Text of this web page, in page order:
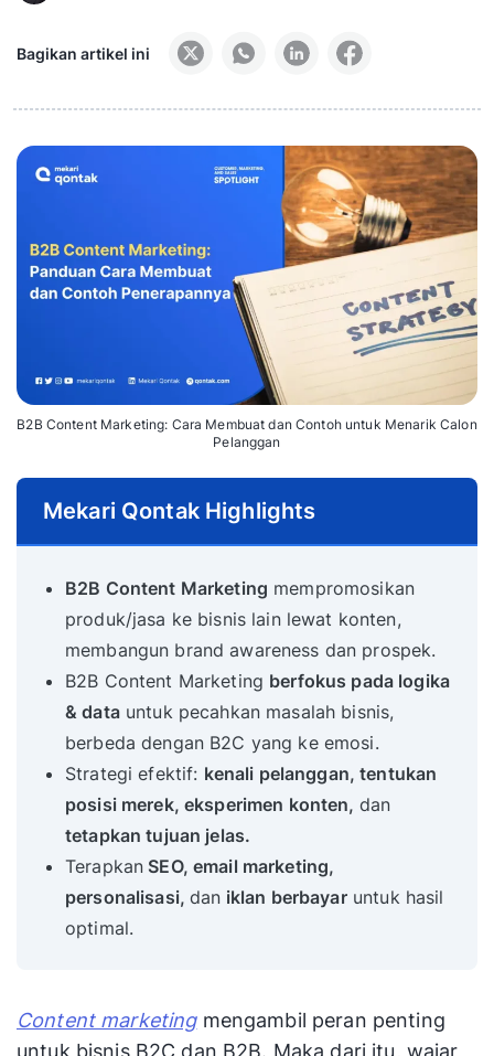
Bagikan artikel ini
B2B Content Marketing: Cara Membuat dan Contoh untuk Menarik Calon
Pelanggan
Mekari Qontak Highlights
B2B Content Marketing mempromosikan
produk/jasa ke bisnis lain lewat konten,
membangun brand awareness dan prospek.
B2B Content Marketing berfokus pada logika
& datauntuk pecahkan masalah bisnis,
berbeda dengan B2C yang ke emosi.
Strategi efektif: kenali pelanggan, tentukan
posisi merek, eksperimen konten, dan
tetapkan tujuan jelas.
Terapkan SEO, email marketing,
personalisasi,dan iklan berbayaruntuk hasil
optimal.
Content marketingmengambil peran penting
untuk bisnis B2C dan B2B. Maka dari itu, wajar